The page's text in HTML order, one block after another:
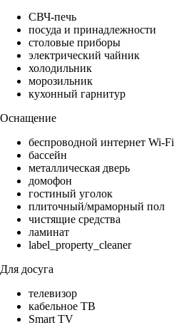
СВЧ-печь
посуда и принадлежности
столовые приборы
электрический чайник
холодильник
морозильник
кухонный гарнитур
Оснащение
беспроводной интернет Wi-Fi
бассейн
металлическая дверь
домофон
гостиный уголок
плиточный/мраморный пол
чистящие средства
ламинат
label_property_cleaner
Для досуга
телевизор
кабельное ТВ
Smart TV